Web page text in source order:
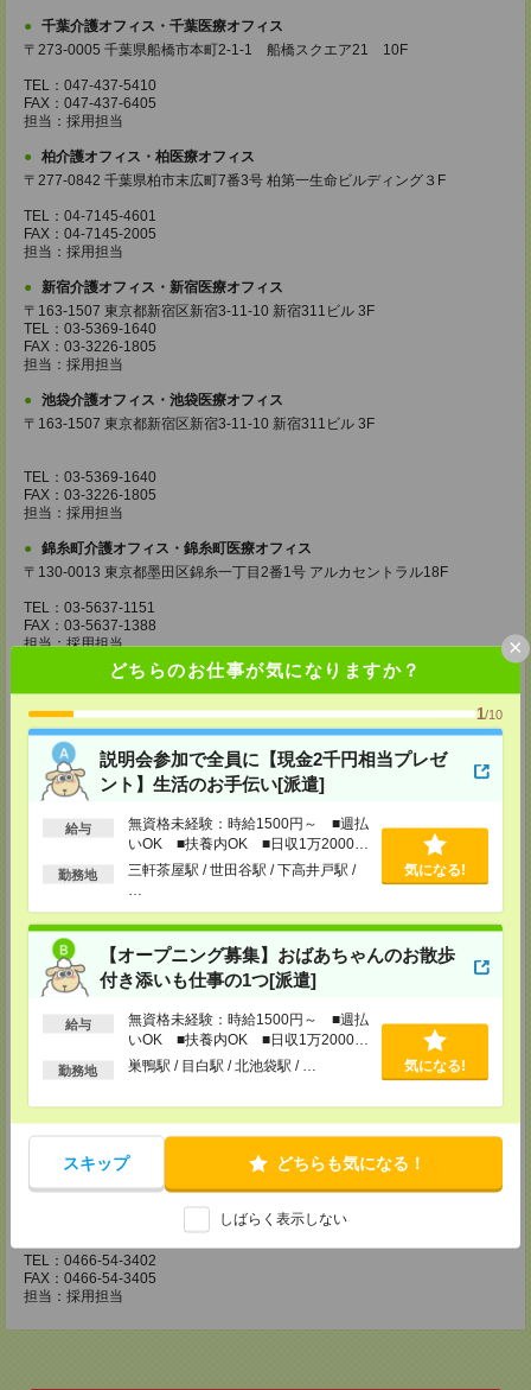
どちらのお仕事が気になりますか？
1/10
説明会参加で全員に【現金2千円相当プレゼ
ント】生活のお手伝い[派遣]
給与
無資格未経験：時給1500円～ ■週払
いOK ■扶養内OK ■日収1万2000円
以上
勤務地
三軒茶屋駅 / 世田谷駅 / 下高井戸駅 /
気になる!
【オープニング募集】おばあちゃんのお散歩
付き添いも仕事の1つ[派遣]
給与
無資格未経験：時給1500円～ ■週払
いOK ■扶養内OK ■日収1万2000円
以上
勤務地 巣鴨駅 / 目白駅 / 北池袋駅 / … 気になる!
スキップ どちらも気になる！
しばらく表示しない
×
千葉介護オフィス・千葉医療オフィス
〒273-0005 千葉県船橋市本町2-1-1 船橋スクエア21 10F
TEL：047-437-5410
FAX：047-437-6405
担当：採用担当
柏介護オフィス・柏医療オフィス
〒277-0842 千葉県柏市末広町7番3号 柏第一生命ビルディング３F
TEL：04-7145-4601
FAX：04-7145-2005
担当：採用担当
新宿介護オフィス・新宿医療オフィス
〒163-1507 東京都新宿区新宿3-11-10 新宿311ビル 3F
TEL：03-5369-1640
FAX：03-3226-1805
担当：採用担当
池袋介護オフィス・池袋医療オフィス
〒163-1507 東京都新宿区新宿3-11-10 新宿311ビル 3F
TEL：03-5369-1640
FAX：03-3226-1805
担当：採用担当
錦糸町介護オフィス・錦糸町医療オフィス
〒130-0013 東京都墨田区錦糸一丁目2番1号 アルカセントラル18F
TEL：03-5637-1151
FAX：03-5637-1388
担当：採用担当
西東京医療オフィス
TEL：0422-23-0901
FAX：0422-23-0905
担当：採用担当
〒194-0022 東京都町田市森野1丁目36番14号 ビオレ町田ビル3F
TEL：042-728-3021
FAX：042-728-3025
川崎医療オフィス・横浜医療オフィス
〒210-0007 神奈川県川崎市川崎区駅前本町3-1 NMF川崎東口ビル7F
TEL：044-233-3501
FAX：044-233-4305
担当：採用担当者
〒221-0835 神奈川県横浜市神奈川区鶴屋町2-23-2 TSプラザビルディング
TEL：045-320-1901
神奈川医療オフィス
〒251-0023 神奈川県藤沢市鵠沼花沢町1-17 藤沢朝日生命信和実業ビル
TEL：0466-54-3402
FAX：0466-54-3405
担当：採用担当